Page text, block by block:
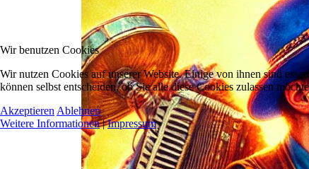
Wir benutzen Cookies
Wir nutzen Cookies auf unserer Website. Einige von ihnen sind
können selbst entscheiden, ob Sie alle diese Cookies zulassen
Akzeptieren Ablehnen
Weitere Informationen|Impressum